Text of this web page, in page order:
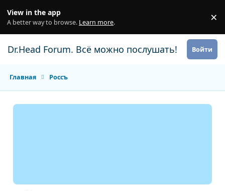
View in the app
A better way to browse. Learn more. ×
Dr.Head Forum. Всё можно послушать! Войти
Главная Россъ